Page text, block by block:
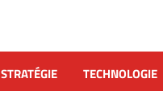
STRATÉGIE TECHNOLOGIE